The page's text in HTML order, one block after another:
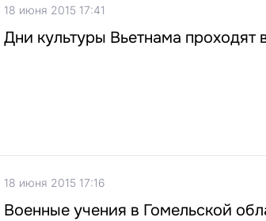
18 июня 2015 17:41
Дни культуры Вьетнама проходят
18 июня 2015 17:16
Военные учения в Гомельской